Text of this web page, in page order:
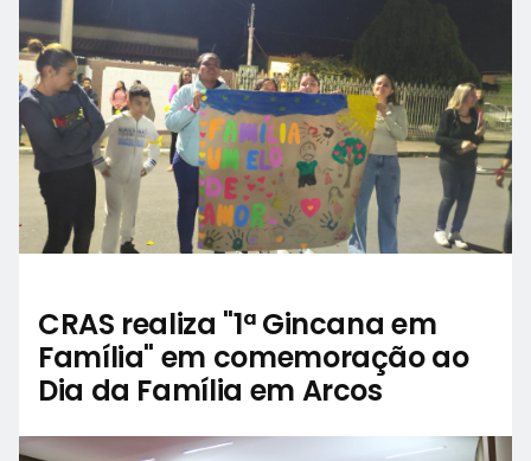
CRAS realiza "1ª Gincana em
Família" em comemoração ao
Dia da Família em Arcos